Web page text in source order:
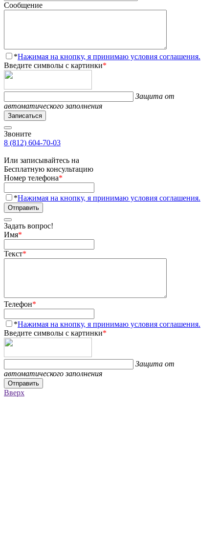
Сообщение
*Нажимая на кнопку, я принимаю условия соглашения.
Введите символы с картинки*
Защита от
автоматического заполнения
Записаться
Звоните
8 (812) 604-70-03
Или записывайтесь на
Бесплатную консультацию
Номер телефона*
*Нажимая на кнопку, я принимаю условия соглашения.
Отправить
Задать вопрос!
Имя*
Текст*
Телефон*
*Нажимая на кнопку, я принимаю условия соглашения.
Введите символы с картинки*
Защита от
автоматического заполнения
Отправить
Вверх